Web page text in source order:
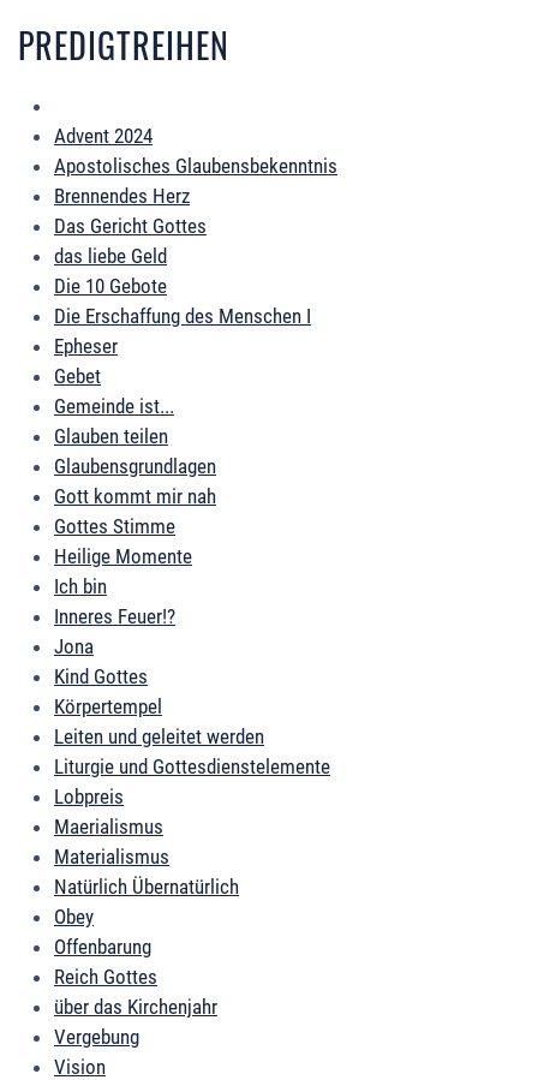
PREDIGTREIHEN
Advent 2024
Apostolisches Glaubensbekenntnis
Brennendes Herz
Das Gericht Gottes
das liebe Geld
Die 10 Gebote
Die Erschaffung des Menschen I
Epheser
Gebet
Gemeinde ist...
Glauben teilen
Glaubensgrundlagen
Gott kommt mir nah
Gottes Stimme
Heilige Momente
Ich bin
Inneres Feuer!?
Jona
Kind Gottes
Körpertempel
Leiten und geleitet werden
Liturgie und Gottesdienstelemente
Lobpreis
Maerialismus
Materialismus
Natürlich Übernatürlich
Obey
Offenbarung
Reich Gottes
über das Kirchenjahr
Vergebung
Vision